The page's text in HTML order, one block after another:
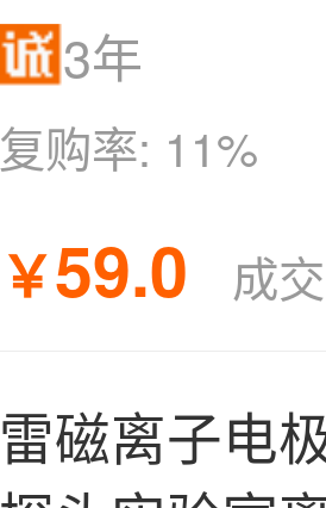
复购率: 11%
3年
￥59.0 成
雷磁离子电